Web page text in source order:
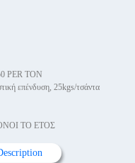
PER TON
επένδυση, 25kgs/τσάντα
ΤΟ ΕΤΟΣ